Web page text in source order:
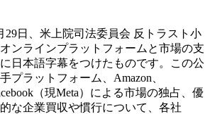
29日、米上院司法委員会 反トラスト小
ンラインプラットフォームと市場の支
日本語字幕をつけたものです。この公
プラットフォーム、Amazon、
（現Meta）による市場の独占、優
な企業買収や慣行について、各社